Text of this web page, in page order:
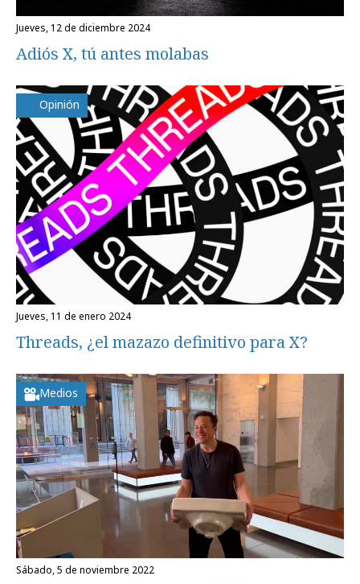
jueves, 12 de diciembre 2024
Adiós X, tú antes molabas
Opinión
jueves, 11 de enero 2024
Threads, ¿el mazazo definitivo para X?
Medios
sábado, 5 de noviembre 2022